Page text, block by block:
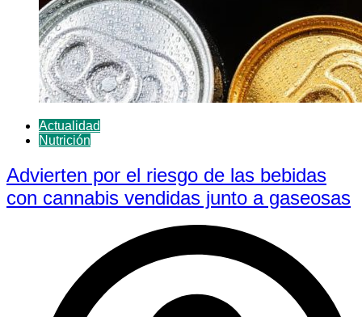
Actualidad
Nutrición
Advierten por el riesgo de las bebidas
con cannabis vendidas junto a gaseosas